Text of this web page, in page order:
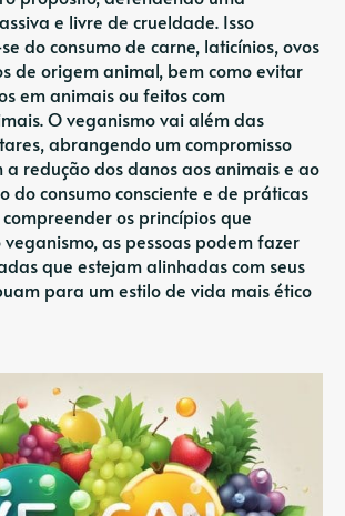
e livre de crueldade. Isso
do consumo de carne, laticínios, ovos
de origem animal, bem como evitar
em animais ou feitos com
O veganismo vai além das
abrangendo um compromisso
a redução dos danos aos animais e ao
do consumo consciente e de práticas
os princípios que
as pessoas podem fazer
que estejam alinhadas com seus
para um estilo de vida mais ético